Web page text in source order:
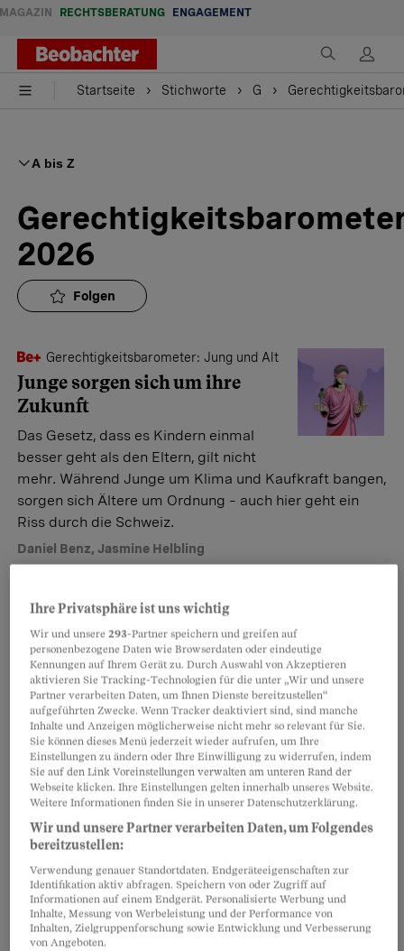
MAGAZIN RECHTSBERATUNG ENGAGEMENT
Startseite Stichworte G
A bis Z
2026
Folgen
Gerechtigkeitsbarometer: Jung und Alt
Junge sorgen sich um ihre
Zukunft
Das Gesetz, dass es Kindern einmal
besser geht als den Eltern, gilt nicht
mehr. Während Junge um Klima und Kaufkraft bangen,
sorgen sich Ältere um Ordnung – auch hier geht ein
Riss durch die Schweiz.
Daniel Benz, Jasmine Helbling
Gerechtigkeitsbarometer 2026
«Am Ende dreht sich alles
ums Geld»
Die Stimmung in der Schweiz kippt:
Eine Mehrheit empfindet das Land
heute als ungerecht. Warum wir trotz wirtschaftlichem
Erfolg um unseren Status fürchten, erklärt Politologin
Cloé Jans im Interview.
Oliver Julier
Gerechtigkeitsbarometer: Was uns eint
Wenn es hart auf hart kommt,
halten wir in der Schweiz
zusammen
Ihre Privatsphäre ist uns wichtig
Wir und unsere293-Partner speichern und greifen auf
personenbezogene Daten wie Browserdaten oder eindeutige
Kennungen auf Ihrem Gerät zu. Durch Auswahl von Akzeptieren
aktivieren Sie Tracking-Technologien für die unter „Wir und unsere
Partner verarbeiten Daten, um Ihnen Dienste bereitzustellen“
aufgeführten Zwecke. Wenn Tracker deaktiviert sind, sind manche
Inhalte und Anzeigen möglicherweise nicht mehr so relevant für Sie.
Sie können dieses Menü jederzeit wieder aufrufen, um Ihre
Einstellungen zu ändern oder Ihre Einwilligung zu widerrufen, indem
Sie auf den Link Voreinstellungen verwalten am unteren Rand der
Webseite klicken. Ihre Einstellungen gelten innerhalb unseres Website.
Weitere Informationen finden Sie in unserer Datenschutzerklärung.
Wir und unsere Partner verarbeiten Daten, um Folgendes
bereitzustellen:
Verwendung genauer Standortdaten. Endgeräteeigenschaften zur
Identifikation aktiv abfragen. Speichern von oder Zugriff auf
Informationen auf einem Endgerät. Personalisierte Werbung und
Inhalte, Messung von Werbeleistung und der Performance von
Inhalten, Zielgruppenforschung sowie Entwicklung und Verbesserung
von Angeboten.